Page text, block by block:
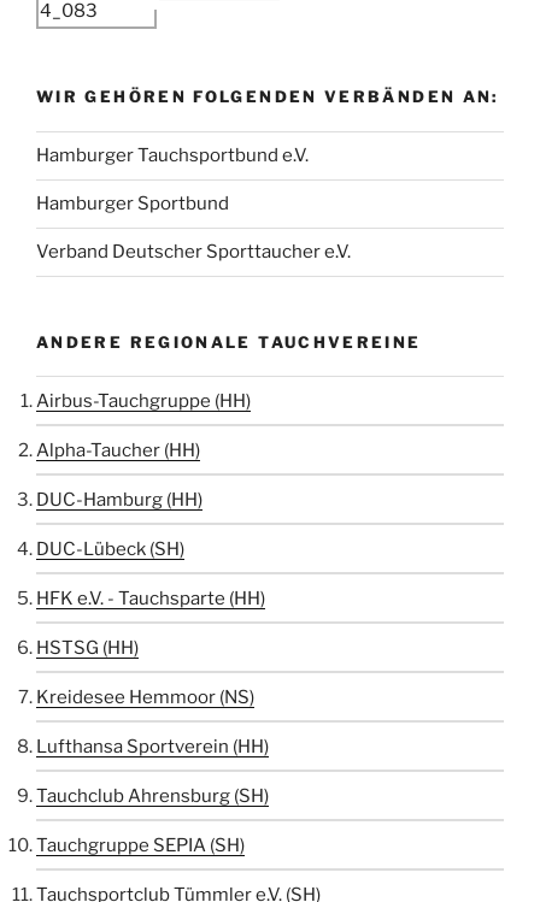
WIR GEHÖREN FOLGENDEN VERBÄNDEN AN:
Hamburger Tauchsportbund e.V.
Hamburger Sportbund
Verband Deutscher Sporttaucher e.V.
ANDERE REGIONALE TAUCHVEREINE
Airbus-Tauchgruppe (HH)
Alpha-Taucher (HH)
DUC-Hamburg (HH)
DUC-Lübeck (SH)
HFK e.V. - Tauchsparte (HH)
HSTSG (HH)
Kreidesee Hemmoor (NS)
Lufthansa Sportverein (HH)
Tauchclub Ahrensburg (SH)
Tauchgruppe SEPIA (SH)
Tauchsportclub Tümmler e.V. (SH)